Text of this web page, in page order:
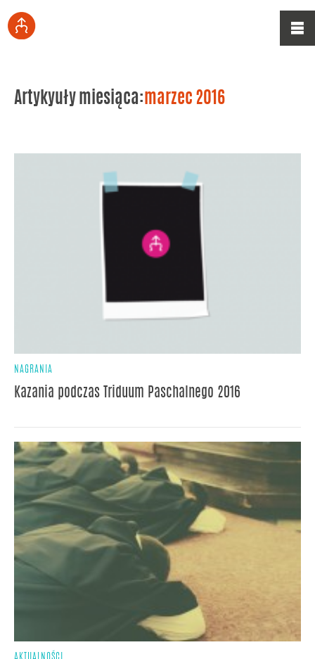
Artykyuły miesiąca: marzec 2016
NAGRANIA
Kazania podczas Triduum Paschalnego 2016